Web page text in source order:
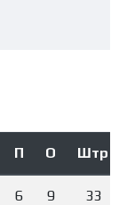
П О Штр
6 9 33